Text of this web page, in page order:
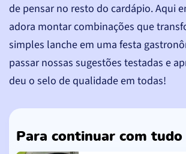
de pensar no resto do cardápio. Aqui
adora montar combinações que
simples lanche em uma festa
passar nossas sugestões testadas e
deu o selo de qualidade em todas!
Para continuar com tudo